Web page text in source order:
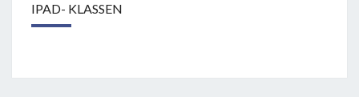
IPAD- KLASSEN